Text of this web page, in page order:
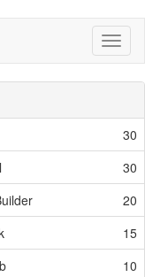
30
30
20
15
10